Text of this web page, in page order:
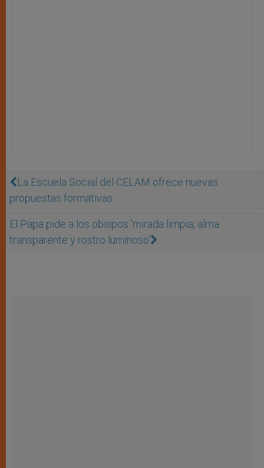
La Escuela Social del CELAM ofrece nuevas
propuestas formativas
El Papa pide a los obispos 'mirada limpia, alma
transparente y rostro luminoso'